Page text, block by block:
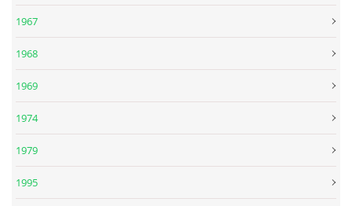
DISKOGRAFIE - ALBA RARITY II
DISKOGRAFIE - BOOTLEGY II
1967
1968
1969
1974
1979
1995